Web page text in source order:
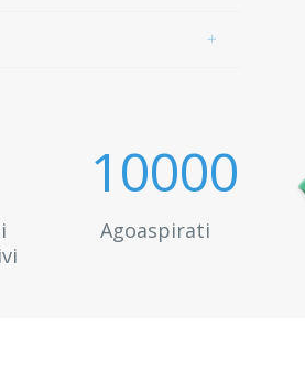
10000
Agoaspirati